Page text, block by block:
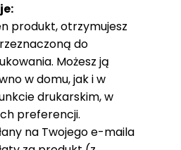
produkt, otrzymujesz
do
Możesz ją
w domu, jak i w
drukarskim, w
preferencji.
na Twojego e-maila